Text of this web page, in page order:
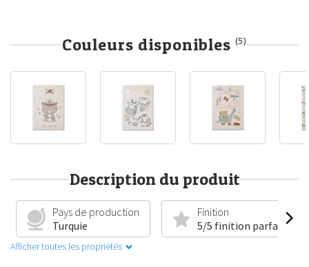
Couleurs disponibles (5)
Description du produit
Pays de production
Turquie
Finition
5/5 finition parfaite
Afficher toutes les propriétés